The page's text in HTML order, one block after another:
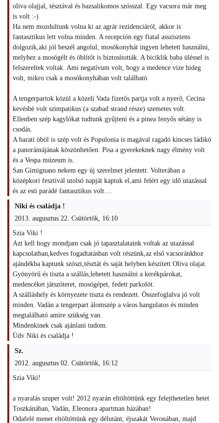
oliva olajjal, tésztával és bazsalikomos szósszal. Egy vacsora már meg
is volt :-)
Ha nem mozdultunk volna ki az agrár rezidenciáról, akkor is
fantasztikus lett volna minden. A recepción egy fiatal asszisztens
dolgozik,aki jól beszél angolul, mosókonyhát ingyen lehetett használni,
melyhez a mosógélt és öblítőt is biztosították. A biciklik baba üléssel is
felszereltek voltak. Ami negatívum volt, hogy a medence vize hideg
volt, mikro csak a mosókonyhában volt található.
A tengerpartok közül a közeli Vada fizetős partja volt a nyerő, Cecina
kevésbé volt szimpatikus (a szabad strand része) szemetes volt.
Ellenben szép kagylókat tudtunk gyűjteni és a pinea fenyős sétány is
csodás.
A barati öböl is szép volt és Populonia is magával ragadó kincses ládikó
a panorámájának köszönhetően. Pisa a gyerekeknek nagy élmény volt
és a Vespa múzeum is.
San Gimignano nekem egy új szerelmet jelentett. Volterában a
középkori fesztivál utolsó napját kaptuk el,ami felért egy idő utazással
és az esti parádé fantasztikus volt....
Niki és családja !
2013. augusztus 22. Csütörtök, 16:10
Szia Viki !
Azt kell hogy mondjam csak jó tapasztalataink voltak az utazással
kapcsolatban,kedves fogadtatásban volt részünk,az első vacsoránkhoz
ajándékba kaptunk szószt,tésztát és saját helyben készített Oliva olajat.
Gyönyörű és tiszta a szállás,lehetett használni a kerékpárokat,
medencéket játszóteret, mosógépet, fedett parkolót.
A szálláshely és környezete tiszta és rendezett. Összefoglalva jó volt
minden. Vadán a tengerpart álomszép a város hangulatos és minden
megtalálható amire szükség van.
Mindenkinek csak ajánlani tudom.
Üdv Niki és családja !
Sz.
2012. augusztus 02. Csütörtök, 16:12
Szia Viki!
a nyaralás szuper volt! 2012 nyarán eltöltöttünk egy felejthetetlen hetet
Toszkánában, Vadán, Eleonora apartman házában!
Odafelé menet eltöltöttünk egy délutánt, éjszakát Veronában, majd